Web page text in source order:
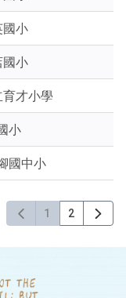
國小
國小
才小學
小
國中小
1 2